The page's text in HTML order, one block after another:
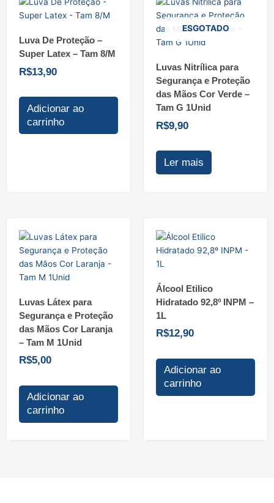
Luva De Proteção –
Super Latex – Tam 8/M
R$13,90
Adicionar ao
carrinho
ESGOTADO
Luvas Nitrílica para
Segurança e Proteção
das Mãos Cor Verde –
Tam G 1Unid
R$9,90
Ler mais
Luvas Látex para
Segurança e Proteção
das Mãos Cor Laranja
– Tam M 1Unid
R$5,00
Adicionar ao
carrinho
Álcool Etilico
Hidratado 92,8º INPM –
1L
R$12,90
Adicionar ao
carrinho